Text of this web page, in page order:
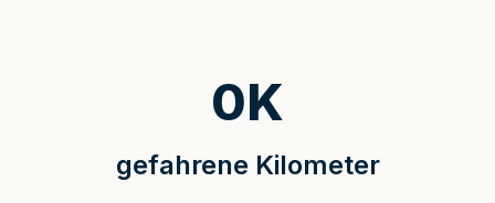
gefahrene Kilometer
0K